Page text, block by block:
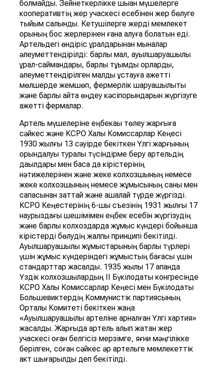
болмайды. Зейнеткерлікке шыққан мүшелерге
кооперативтің жер учаскесі есебінен жер бөлуге
тыйым салынды. Кетушілерге жерді мемлекет
қорының бос жерлерінен ғана алуға болатын еді.
Артельдегі өндіріс құралдарынан мыналар
әлеуметтендірілді: барлық мал, ауылшаруашылық
құрал-саймандары, барлық тұқымдық қорларды,
әлеуметтендірілген малды ұстауға қажетті
мөлшерде жемшөп, фермерлік шаруашылықты
және барлық қайта өңдеу кәсіпорындарын жүргізуге
қажетті фермалар.
Артель мүшелеріне еңбекақы төлеу жарғыға
сәйкес және КСРО Халық Комиссарлар Кеңесі
1930 жылғы 13 сәуірде бекіткен Үлгі жарғының
орындалуы туралы түсіндірме беру артельдің
дақылдары мен басқа да кірістерінің
нәтижелерінен және жеке колхозшының немесе
жеке колхозшының немесе жұмысының саны мен
сапасынан заттай және ақшалай түрде жүргізді.
КСРО Кеңестерінің 6-шы съезінің 1931 жылғы 17
наурыздағы шешімімен еңбек есебін жүргізудің
және барлық колхоздарда жұмыс күндері бойынша
кірістерді бөлудің жалпы принципі бекітілді.
Ауылшаруашылық жұмыстарының барлық түрлері
үшін жұмыс күндеріндегі жұмыстың бағасы үшін
стандарттар жасалды. 1935 жылы 17 ақпанда
Үздік колхозшылардың II Бүкілодақтық конгресінде
КСРО Халық Комиссарлар Кеңесі мен Бүкілодақтық
Большевиктердің Коммунистік партиясының
Орталық Комитеті бекіткен жаңа
«Ауылшаруашылық артеліне арналған Үлгі хартия»
жасалды. Жарғыда артель алып жатқан жер
учаскесі оған белгісіз мерзімге, яғни мәңгілікке
берілген, соған сәйкес әр артельге мемлекеттік
акт шығарылды деп бекітілді.